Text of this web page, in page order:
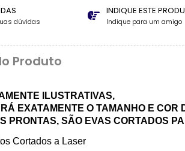
dúvidas
INDIQUE ESTE
Indique para um amigo
Produto
ILUSTRATIVAS,
EXATAMENTE O TAMANHO E COR
PRONTAS, SÃO EVAS CORTADOS
Cortados a Laser